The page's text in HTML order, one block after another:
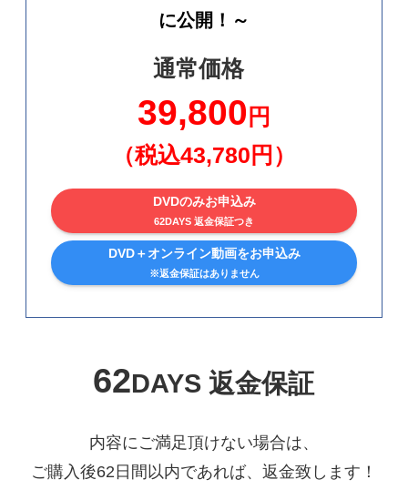
に公開！～
通常価格
39,800 円
（税込43,780円）
DVDのみお申込み
62DAYS 返金保証つき
DVD＋オンライン動画をお申込み
※返金保証はありません
62DAYS 返金保証
内容にご満足頂けない場合は、
ご購入後62日間以内であれば、返金致します！